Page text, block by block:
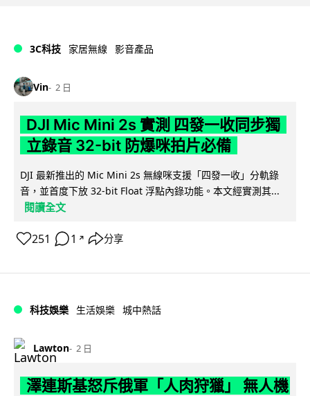
3C科技 家居無線 影音產品
Vin 2 日
DJI Mic Mini 2s 實測 四發一收同步獨
立錄音 32-bit 防爆咪拍片必備
DJI 最新推出的 Mic Mini 2s 無線咪支援「四發一收」分軌錄
音，並首度下放 32-bit Float 浮點內錄功能。本文經實測其...
閱讀全文
251 1 ↗ 分享
科技娛樂 生活娛樂 城中熱話
Lawton 2 日
澤連斯基怒斥俄軍「人肉狩獵」 無人機